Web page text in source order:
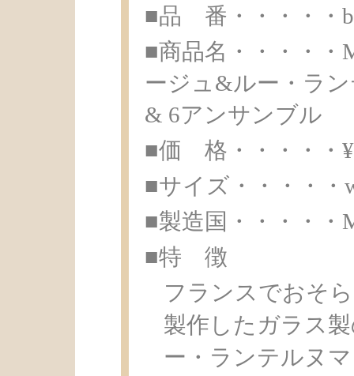
■品 番・・・・・
■商品名・・・・・
ージュ&ルー・ラ
& 6アンサンブル
■価 格・・・・・
■サイズ・・・・・
■製造国・・・・・
■特 徴
フランスでおそ
製作したガラス
ー・ランテルヌ